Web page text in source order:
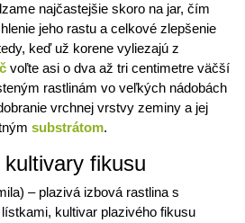
najčastejšie skoro na jar, čím
jeho rastu a celkové zlepšenie
keď už korene vyliezajú z
voľte asi o dva až tri centimetre väčší
rastlinám vo veľkých nádobách
vrchnej vrstvy zeminy a jej
substrátom.
fikusu
– plazivá izbová rastlina s
kultivar plazivého fikusu